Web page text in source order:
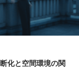
化と空間環境の関